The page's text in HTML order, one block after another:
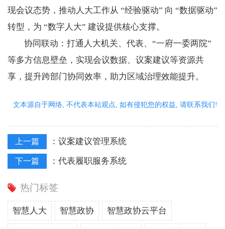
现会议态势，推动人大工作从 “经验驱动” 向 “数据驱动”
转型，为 “数字人大” 建设提供核心支撑。
协同联动：打通人大机关、代表、“一府一委两院”
等多方信息壁垒，实现会议数据、议案建议等资源共
享，提升跨部门协同效率，助力区域治理效能提升。
文本源自于网络, 不代表本站观点, 如有侵犯您的权益, 请联系我们!
上一篇 ： 议案建议管理系统
下一篇 ： 代表履职服务系统
热门标签
智慧人大 智慧政协 智慧政协云平台